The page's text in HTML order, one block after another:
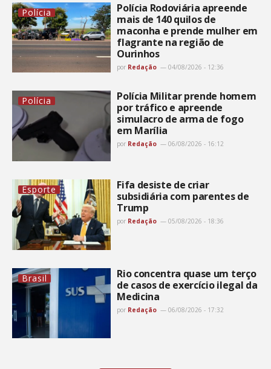
Polícia
Polícia Rodoviária apreende
mais de 140 quilos de
maconha e prende mulher em
flagrante na região de
Ourinhos
por Redação 04/08/2026 - 12:36
Polícia
Polícia Militar prende homem
por tráfico e apreende
simulacro de arma de fogo
em Marília
por Redação 06/08/2026 - 16:12
Esporte
Fifa desiste de criar
subsidiária com parentes de
Trump
por Redação 05/08/2026 - 18:36
Brasil
Rio concentra quase um terço
de casos de exercício ilegal da
Medicina
por Redação 06/08/2026 - 17:32